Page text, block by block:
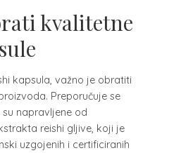
kvalitetne
kapsula, važno je obratiti
Preporučuje se
napravljene od
reishi gljive, koji je
uzgojenih i certificiranih